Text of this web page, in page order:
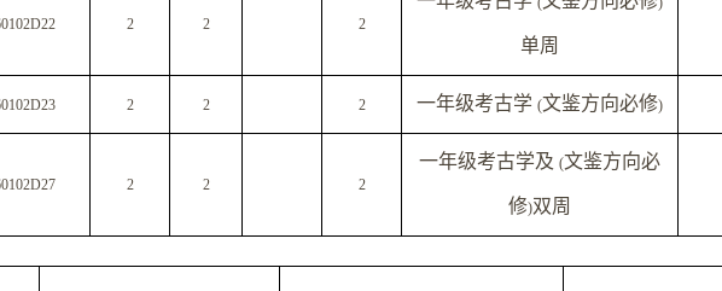
2 2 2
单周
2 2 2 一年级考古学 (文鉴方向必修)
2 2 2
一年级考古学及 (文鉴方向必
修)双周